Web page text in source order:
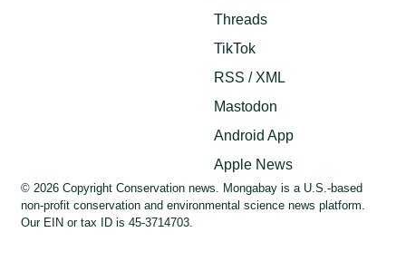
Threads
TikTok
RSS / XML
Mastodon
Android App
Apple News
© 2026 Copyright Conservation news. Mongabay is a U.S.-based
non-profit conservation and environmental science news platform.
Our EIN or tax ID is 45-3714703.